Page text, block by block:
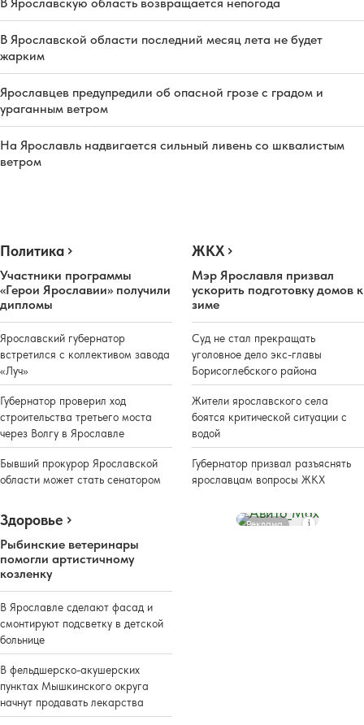
В Ярославской области последний месяц лета не будет
жарким
Ярославцев предупредили об опасной грозе с градом и
ураганным ветром
На Ярославль надвигается сильный ливень со шквалистым
ветром
Политика
Участники программы
«Герои Ярославии» получили
дипломы
Ярославский губернатор
встретился с коллективом завода
«Луч»
Губернатор проверил ход
строительства третьего моста
через Волгу в Ярославле
Бывший прокурор Ярославской
области может стать сенатором
ЖКХ
Мэр Ярославля призвал
ускорить подготовку домов к
зиме
Суд не стал прекращать
уголовное дело экс-главы
Борисоглебского района
Жители ярославского села
боятся критической ситуации с
водой
Губернатор призвал разъяснять
ярославцам вопросы ЖКХ
Здоровье
Рыбинские ветеринары
помогли артистичному
козленку
В Ярославле сделают фасад и
смонтируют подсветку в детской
больнице
В фельдшерско-акушерских
пунктах Мышкинского округа
начнут продавать лекарства
Реклама